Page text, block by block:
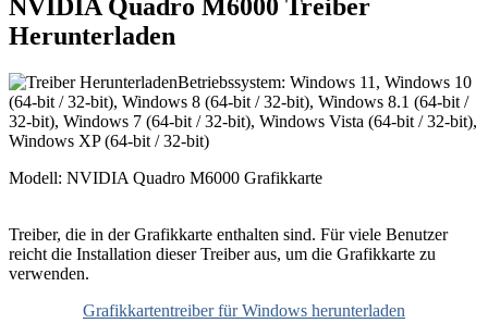
NVIDIA Quadro M6000 Treiber
Herunterladen
Betriebssystem: Windows 11, Windows 10
(64-bit / 32-bit), Windows 8 (64-bit / 32-bit), Windows 8.1 (64-bit /
32-bit), Windows 7 (64-bit / 32-bit), Windows Vista (64-bit / 32-bit),
Windows XP (64-bit / 32-bit)
Modell: NVIDIA Quadro M6000 Grafikkarte
Treiber, die in der Grafikkarte enthalten sind. Für viele Benutzer
reicht die Installation dieser Treiber aus, um die Grafikkarte zu
verwenden.
Grafikkartentreiber für Windows herunterladen